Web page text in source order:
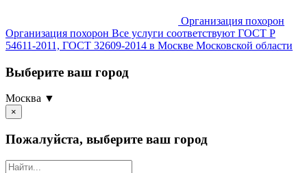
Организация похорон
Организация похорон Все услуги соответствуют ГОСТ Р
54611-2011, ГОСТ 32609-2014 в Москве Московской области
Выберите ваш город
Москва ▼
×
Пожалуйста, выберите ваш город